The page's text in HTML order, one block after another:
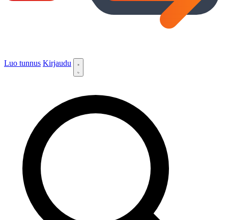
Luo tunnus Kirjaudu